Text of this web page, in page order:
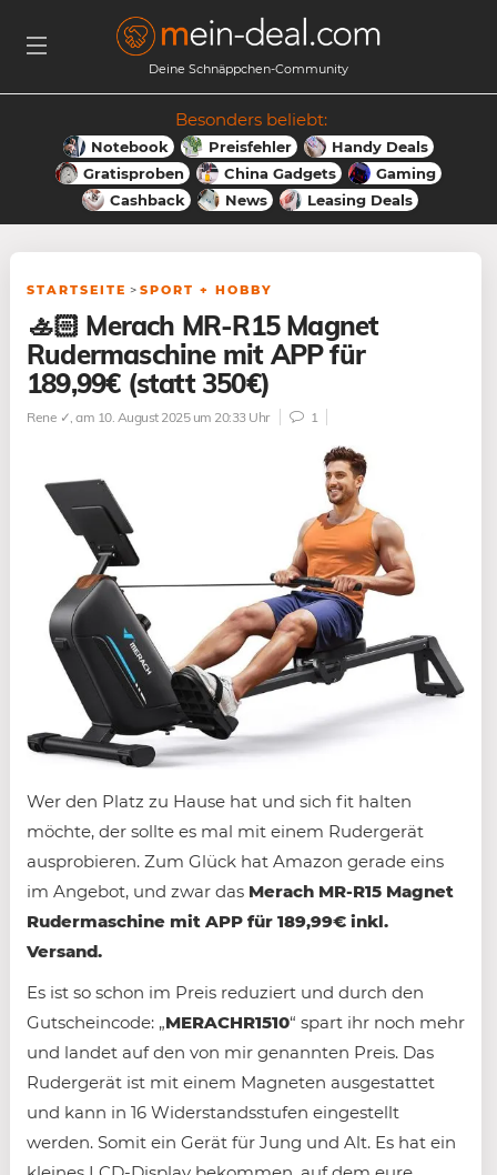
Deine Schnäppchen-Community
Besonders beliebt:
Notebook Preisfehler
Handy Deals
Gratisproben
China Gadgets
Gaming
Cashback
News Leasing Deals
STARTSEITE > SPORT + HOBBY
🚣🏻 Merach MR-R15 Magnet
Rudermaschine mit APP für
189,99€ (statt 350€)
Rene ✓, am 10. August 2025 um 20:33 Uhr 1
Wer den Platz zu Hause hat und sich fit halten
möchte, der sollte es mal mit einem Rudergerät
ausprobieren. Zum Glück hat Amazon gerade eins
im Angebot, und zwar das Merach MR-R15 Magnet
Rudermaschine mit APP für 189,99€ inkl.
Versand.
Es ist so schon im Preis reduziert und durch den
Gutscheincode: „MERACHR1510“ spart ihr noch mehr
und landet auf den von mir genannten Preis. Das
Rudergerät ist mit einem Magneten ausgestattet
und kann in 16 Widerstandsstufen eingestellt
werden. Somit ein Gerät für Jung und Alt. Es hat ein